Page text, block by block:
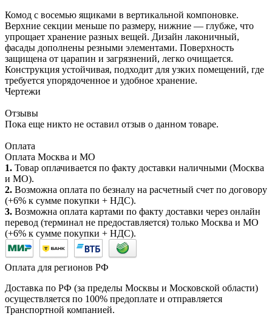
Комод с восемью ящиками в вертикальной компоновке.
Верхние секции меньше по размеру, нижние — глубже, что
упрощает хранение разных вещей. Дизайн лаконичный,
фасады дополнены резными элементами. Поверхность
защищена от царапин и загрязнений, легко очищается.
Конструкция устойчивая, подходит для узких помещений, где
требуется упорядоченное и удобное хранение.
Чертежи
Отзывы
Пока еще никто не оставил отзыв о данном товаре.
Оплата
Оплата Москва и МО
1. Товар оплачивается по факту доставки наличными (Москва
и МО).
2. Возможна оплата по безналу на расчетный счет по договору
(+6% к сумме покупки + НДС).
3. Возможна оплата картами по факту доставки через онлайн
перевод (терминал не предоставляется) только Москва и МО
(+6% к сумме покупки + НДС).
Оплата для регионов РФ
Доставка по РФ (за пределы Москвы и Московской области)
осуществляется по 100% предоплате и отправляется
Транспортной компанией.